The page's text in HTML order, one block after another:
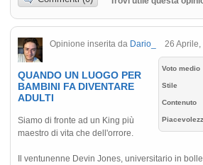
Opinione inserita da Dario_ 26 Aprile,
Voto medio
Stile
Contenuto
QUANDO UN LUOGO PER
BAMBINI FA DIVENTARE
ADULTI
Siamo di fronte ad un King più
maestro di vita che dell'orrore.
Il ventunenne Devin Jones, universitario in